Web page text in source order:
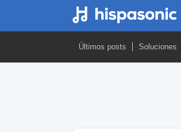
Últimos posts Soluciones